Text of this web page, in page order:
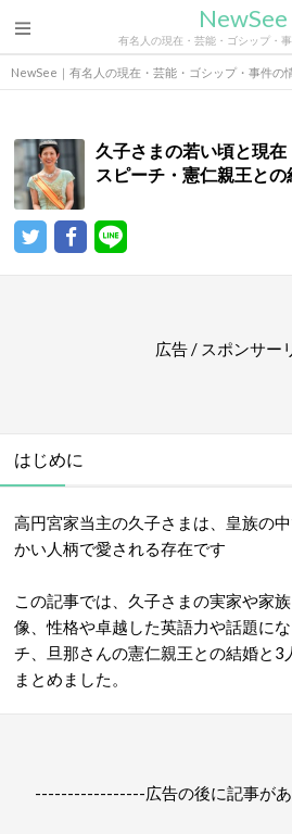
NewSee
有名人の現在・芸能・ゴシップ・
NewSee｜有名人の現在・芸能・ゴシップ・事件の
久子さまの若い頃と現
スピーチ・憲仁親王と
広告 / スポンサー
はじめに
高円宮家当主の久子さまは、皇族の
かい人柄で愛される存在です
この記事では、久子さまの実家や家
像、性格や卓越した英語力や話題に
チ、旦那さんの憲仁親王との結婚と3
まとめました。
-----------------広告の後に記事が